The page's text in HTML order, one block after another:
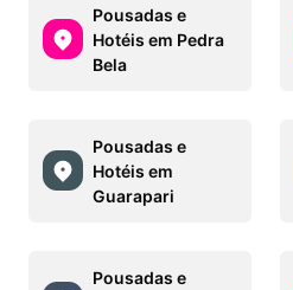
Pousadas e
Hotéis em Pedra
Bela
Pousadas e
Hotéis em
Guarapari
Pousadas e